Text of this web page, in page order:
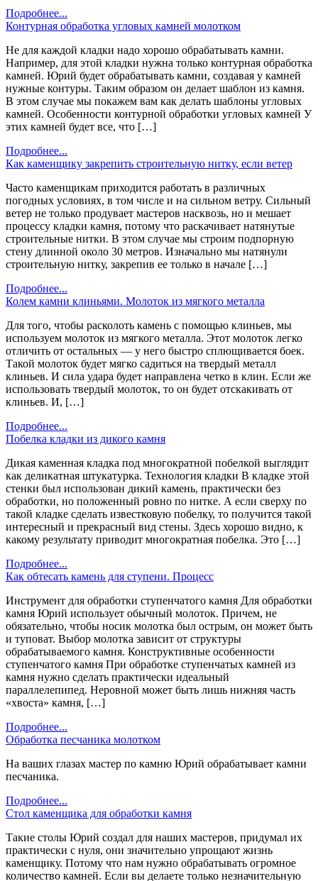
Подробнее...
Контурная обработка угловых камней молотком
Не для каждой кладки надо хорошо обрабатывать камни.
Например, для этой кладки нужна только контурная обработка
камней. Юрий будет обрабатывать камни, создавая у камней
нужные контуры. Таким образом он делает шаблон из камня.
В этом случае мы покажем вам как делать шаблоны угловых
камней. Особенности контурной обработки угловых камней У
этих камней будет все, что […]
Подробнее...
Как каменщику закрепить строительную нитку, если ветер
Часто каменщикам приходится работать в различных
погодных условиях, в том числе и на сильном ветру. Сильный
ветер не только продувает мастеров насквозь, но и мешает
процессу кладки камня, потому что раскачивает натянутые
строительные нитки. В этом случае мы строим подпорную
стену длинной около 30 метров. Изначально мы натянули
строительную нитку, закрепив ее только в начале […]
Подробнее...
Колем камни клиньями. Молоток из мягкого металла
Для того, чтобы расколоть камень с помощью клиньев, мы
используем молоток из мягкого металла. Этот молоток легко
отличить от остальных — у него быстро сплющивается боек.
Такой молоток будет мягко садиться на твердый металл
клиньев. И сила удара будет направлена четко в клин. Если же
использовать твердый молоток, то он будет отскакивать от
клиньев. И, […]
Подробнее...
Побелка кладки из дикого камня
Дикая каменная кладка под многократной побелкой выглядит
как деликатная штукатурка. Технология кладки В кладке этой
стенки был использован дикий камень, практически без
обработки, но положенный ровно по нитке. А если сверху по
такой кладке сделать известковую побелку, то получится такой
интересный и прекрасный вид стены. Здесь хорошо видно, к
какому результату приводит многократная побелка. Это […]
Подробнее...
Как обтесать камень для ступени. Процесс
Инструмент для обработки ступенчатого камня Для обработки
камня Юрий использует обычный молоток. Причем, не
обязательно, чтобы носик молотка был острым, он может быть
и туповат. Выбор молотка зависит от структуры
обрабатываемого камня. Конструктивные особенности
ступенчатого камня При обработке ступенчатых камней из
камня нужно сделать практически идеальный
параллелепипед. Неровной может быть лишь нижняя часть
«хвоста» камня, […]
Подробнее...
Обработка песчаника молотком
На ваших глазах мастер по камню Юрий обрабатывает камни
песчаника.
Подробнее...
Стол каменщика для обработки камня
Такие столы Юрий создал для наших мастеров, придумал их
практически с нуля, они значительно упрощают жизнь
каменщику. Потому что нам нужно обрабатывать огромное
количество камней. Если вы делаете только незначительную